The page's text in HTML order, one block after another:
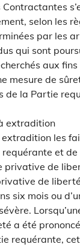
selon les
par les
qui sont
aux fins
mesure de
de la Partie
extradition
extradition les
et
privative de
de
six mois ou
a été
requérante,